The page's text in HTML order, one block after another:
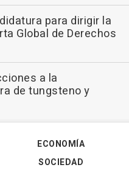
para dirigir la
Global de Derechos
a la
de tungsteno y
ECONOMÍA
SOCIEDAD